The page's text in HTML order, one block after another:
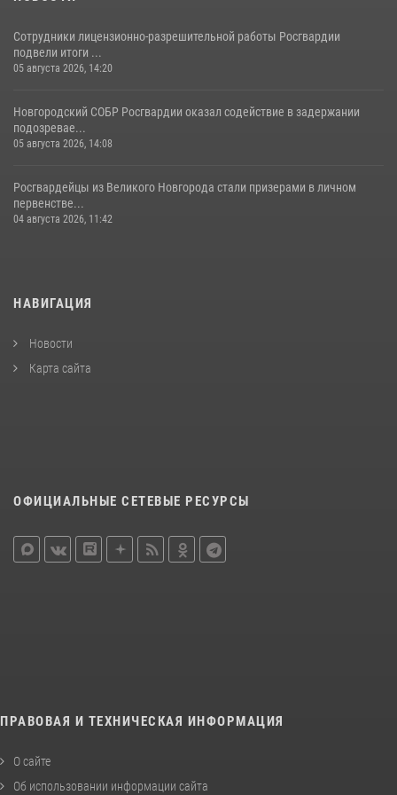
Сотрудники лицензионно-разрешительной работы Росгвардии
подвели итоги ...
05 августа 2026, 14:20
Новгородский СОБР Росгвардии оказал содействие в задержании
подозревае...
05 августа 2026, 14:08
Росгвардейцы из Великого Новгорода стали призерами в личном
первенстве...
04 августа 2026, 11:42
НАВИГАЦИЯ
Новости
Карта сайта
ОФИЦИАЛЬНЫЕ СЕТЕВЫЕ РЕСУРСЫ
ПРАВОВАЯ И ТЕХНИЧЕСКАЯ ИНФОРМАЦИЯ
О сайте
Об использовании информации сайта